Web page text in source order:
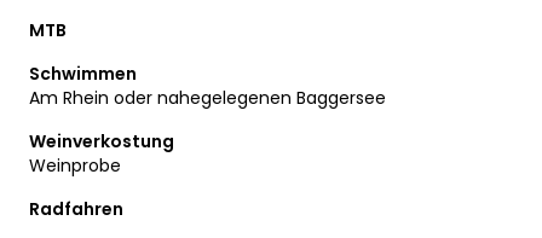
MTB
Schwimmen
Am Rhein oder nahegelegenen Baggersee
Weinverkostung
Weinprobe
Radfahren